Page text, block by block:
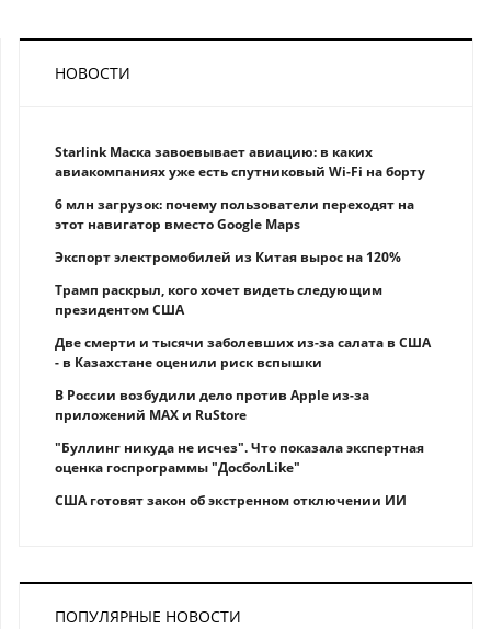
НОВОСТИ
Starlink Маска завоевывает авиацию: в каких
авиакомпаниях уже есть спутниковый Wi-Fi на борту
6 млн загрузок: почему пользователи переходят на
этот навигатор вместо Google Maps
Экспорт электромобилей из Китая вырос на 120%
Трамп раскрыл, кого хочет видеть следующим
президентом США
Две смерти и тысячи заболевших из-за салата в США
- в Казахстане оценили риск вспышки
В России возбудили дело против Apple из-за
приложений MAX и RuStore
"Буллинг никуда не исчез". Что показала экспертная
оценка госпрограммы "ДосболLike"
США готовят закон об экстренном отключении ИИ
ПОПУЛЯРНЫЕ НОВОСТИ